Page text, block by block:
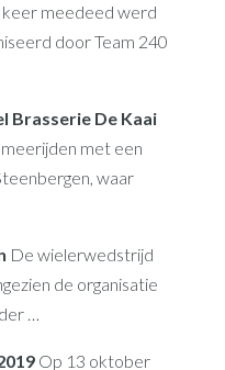
keer meedeed werd
door Team 240
Brasserie De Kaai
meerijden met een
waar
De wielerwedstrijd
de organisatie
…
Op 13 oktober